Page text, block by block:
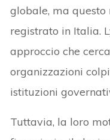
globale, ma
registrato in Italia.
approccio che
organizzazioni
istituzioni
Tuttavia, la loro